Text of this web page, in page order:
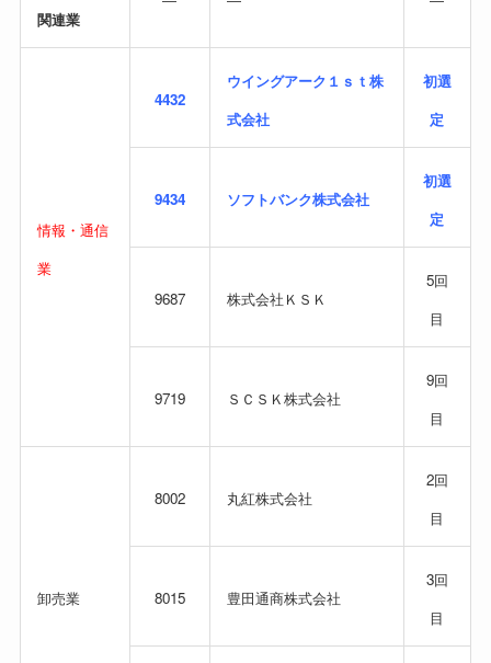
関連業
情報・通信
業
4432
ウイングアーク１ｓｔ株
式会社
初選
定
9434 ソフトバンク株式会社
初選
定
9687 株式会社ＫＳＫ
5回
目
9719 ＳＣＳＫ株式会社
9回
目
卸売業
8002 丸紅株式会社
2回
目
8015 豊田通商株式会社
3回
目